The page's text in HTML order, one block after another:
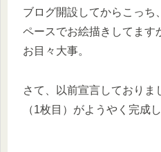
ブログ開設してからこっち
ペースでお絵描きしてます
お目々大事。
さて、以前宣言しておりま
（1枚目）がようやく完成